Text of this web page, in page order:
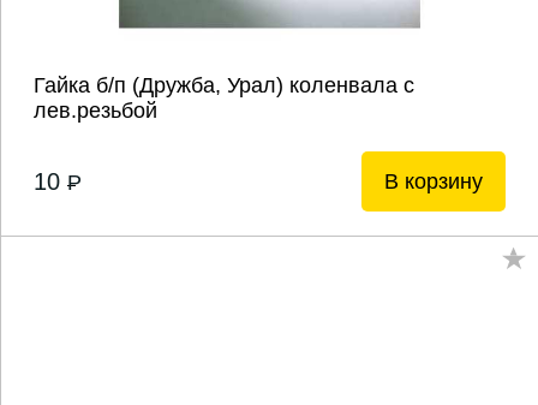
Гайка б/п (Дружба, Урал) коленвала с
лев.резьбой
10 P В корзину